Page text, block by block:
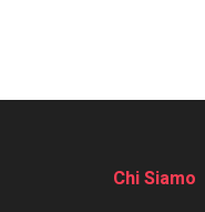
Chi Siamo